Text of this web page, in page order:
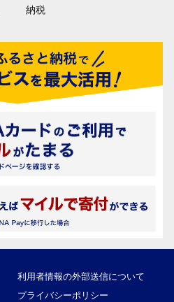
納税
利用者情報の外部送信について
プライバシーポリシー